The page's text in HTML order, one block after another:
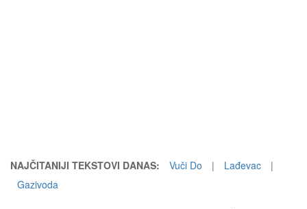
NAJČITANIJI TEKSTOVI DANAS: Vuči Do | Lađevac
|
Gazivoda